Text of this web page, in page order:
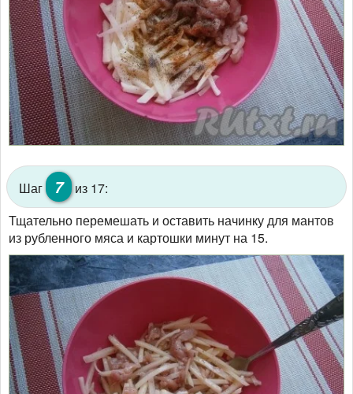
Шаг 7
из 17:
Тщательно перемешать и оставить начинку для мантов
из рубленного мяса и картошки минут на 15.